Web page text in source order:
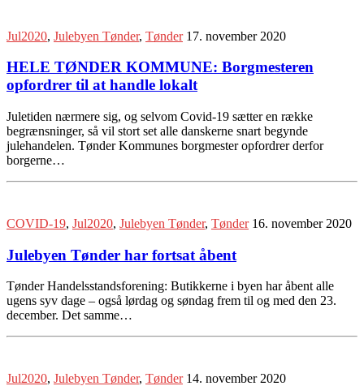
Jul2020, Julebyen Tønder, Tønder 17. november 2020
HELE TØNDER KOMMUNE: Borgmesteren
opfordrer til at handle lokalt
Juletiden nærmere sig, og selvom Covid-19 sætter en række
begrænsninger, så vil stort set alle danskerne snart begynde
julehandelen. Tønder Kommunes borgmester opfordrer derfor
borgerne…
COVID-19, Jul2020, Julebyen Tønder, Tønder 16. november 2020
Julebyen Tønder har fortsat åbent
Tønder Handelsstandsforening: Butikkerne i byen har åbent alle
ugens syv dage – også lørdag og søndag frem til og med den 23.
december. Det samme…
Jul2020, Julebyen Tønder, Tønder 14. november 2020